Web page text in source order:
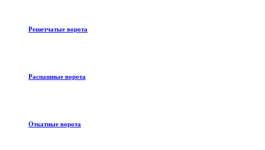
Решетчатые ворота
Распашные ворота
Откатные ворота